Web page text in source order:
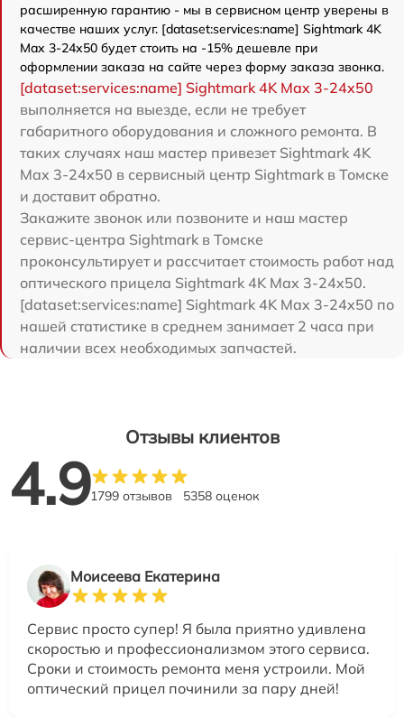
расширенную гарантию - мы в сервисном центр уверены в
качестве наших услуг. [dataset:services:name] Sightmark 4K
Max 3-24x50 будет стоить на -15% дешевле при
оформлении заказа на сайте через форму заказа звонка.
[dataset:services:name] Sightmark 4K Max 3-24x50
выполняется на выезде, если не требует
габаритного оборудования и сложного ремонта. В
таких случаях наш мастер привезет Sightmark 4K
Max 3-24x50 в сервисный центр Sightmark в Томске
и доставит обратно.
Закажите звонок или позвоните и наш мастер
сервис-центра Sightmark в Томске
проконсультирует и рассчитает стоимость работ над
оптического прицела Sightmark 4K Max 3-24x50.
[dataset:services:name] Sightmark 4K Max 3-24x50 по
нашей статистике в среднем занимает 2 часа при
наличии всех необходимых запчастей.
Отзывы клиентов
4.91799 отзывов 5358 оценок
Моисеева Екатерина
Сервис просто супер! Я была приятно удивлена
скоростью и профессионализмом этого сервиса.
Сроки и стоимость ремонта меня устроили. Мой
оптический прицел починили за пару дней!